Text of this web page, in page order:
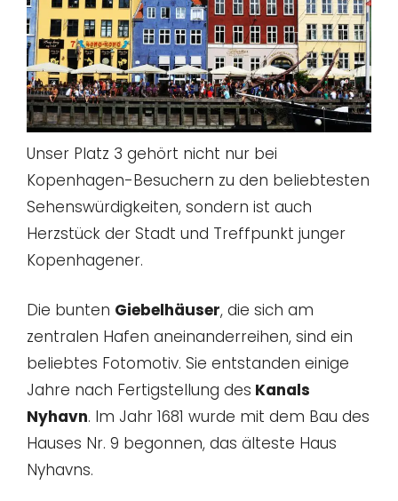
Unser Platz 3 gehört nicht nur bei
Kopenhagen-Besuchern zu den beliebtesten
Sehenswürdigkeiten, sondern ist auch
Herzstück der Stadt und Treffpunkt junger
Kopenhagener.
Die bunten Giebelhäuser, die sich am
zentralen Hafen aneinanderreihen, sind ein
beliebtes Fotomotiv. Sie entstanden einige
Jahre nach Fertigstellung des Kanals
Nyhavn. Im Jahr 1681 wurde mit dem Bau des
Hauses Nr. 9 begonnen, das älteste Haus
Nyhavns.